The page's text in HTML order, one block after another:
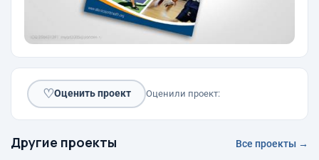
♡Оценить проект Оценили проект:
Другие проекты Все проекты →